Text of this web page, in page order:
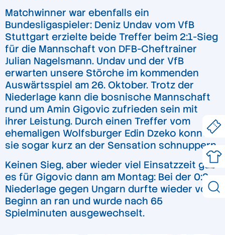
Matchwinner war ebenfalls ein
Bundesligaspieler: Deniz Undav vom VfB
Stuttgart erzielte beide Treffer beim 2:1-Sieg
für die Mannschaft von DFB-Cheftrainer
Julian Nagelsmann. Undav und der VfB
erwarten unsere Störche im kommenden
Auswärtsspiel am 26. Oktober. Trotz der
Niederlage kann die bosnische Mannschaft
rund um Amin Gigovic zufrieden sein mit
ihrer Leistung. Durch einen Treffer vom
ehemaligen Wolfsburger Edin Dzeko konnten
sie sogar kurz an der Sensation schnuppern.
Keinen Sieg, aber wieder viel Einsatzzeit gab
es für Gigovic dann am Montag: Bei der 0:2-
Niederlage gegen Ungarn durfte wieder von
Beginn an ran und wurde nach 65
Spielminuten ausgewechselt.